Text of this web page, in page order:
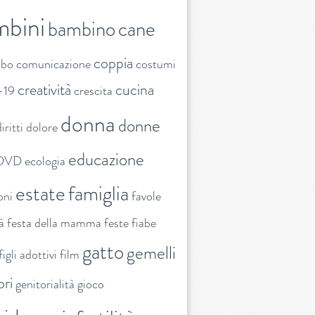
bambinocane
comunicazionecoppia costumi
creatività crescita cucina
doloredonnadonne
ecologia educazione
estatefamiglia favole
festa della mamma festefiabe
adottivi film gattogemelli
genitorialità gioco